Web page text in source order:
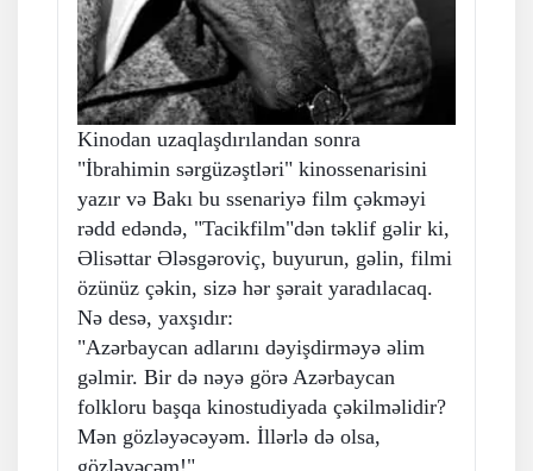
Kinodan uzaqlaşdırılandan sonra
"İbrahimin sərgüzəştləri" kinossenarisini
yazır və Bakı bu ssenariyə film çəkməyi
rədd edəndə, "Tacikfilm"dən təklif gəlir ki,
Əlisəttar Ələsgəroviç, buyurun, gəlin, filmi
özünüz çəkin, sizə hər şərait yaradılacaq.
Nə desə, yaxşıdır:
"Azərbaycan adlarını dəyişdirməyə əlim
gəlmir. Bir də nəyə görə Azərbaycan
folkloru başqa kinostudiyada çəkilməlidir?
Mən gözləyəcəyəm. İllərlə də olsa,
gözləyəcəm!"